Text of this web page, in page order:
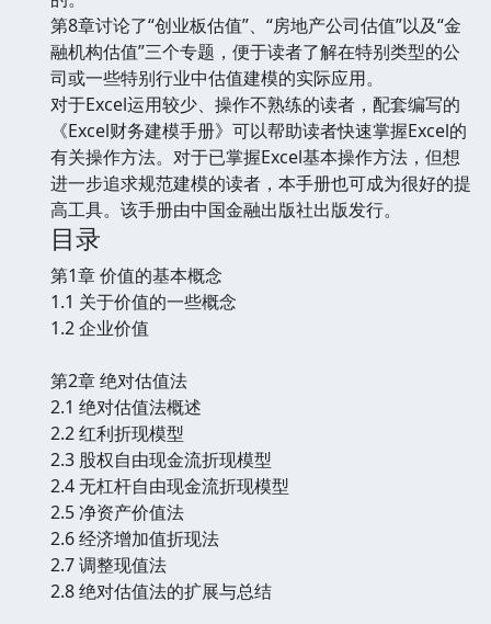
第8章讨论了“创业板估值”、“房地产公司估值”以及“金
融机构估值”三个专题，便于读者了解在特别类型的公
司或一些特别行业中估值建模的实际应用。
对于Excel运用较少、操作不熟练的读者，配套编写的
《Excel财务建模手册》可以帮助读者快速掌握Excel的
有关操作方法。对于已掌握Excel基本操作方法，但想
进一步追求规范建模的读者，本手册也可成为很好的提
高工具。该手册由中国金融出版社出版发行。
目录
第1章 价值的基本概念
1.1 关于价值的一些概念
1.2 企业价值
第2章 绝对估值法
2.1 绝对估值法概述
2.2 红利折现模型
2.3 股权自由现金流折现模型
2.4 无杠杆自由现金流折现模型
2.5 净资产价值法
2.6 经济增加值折现法
2.7 调整现值法
2.8 绝对估值法的扩展与总结